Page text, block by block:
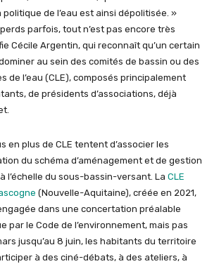
politique de l’eau est ainsi dépolitisée. »
perds parfois, tout n’est pas encore très
Cécile Argentin, qui reconnaît qu’un certain
au sein des comités de bassin ou des
de l’eau (CLE), composés principalement
de présidents d’associations, déjà
en plus de CLE tentent d’associer les
du schéma d’aménagement et de gestion
l’échelle du sous-bassin-versant. La CLE
(Nouvelle-Aquitaine), créée en 2021,
dans une concertation préalable
par le Code de l’environnement, mais pas
jusqu’au 8 juin, les habitants du territoire
à des ciné-débats, à des ateliers, à